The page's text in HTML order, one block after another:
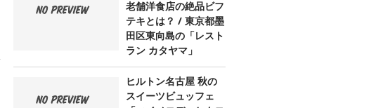
老舗洋食店の絶品ビフ
テキとは？ / 東京都墨
田区東向島の「レスト
ラン カタヤマ」
ヒルトン名古屋 秋の
スイーツビュッフェ